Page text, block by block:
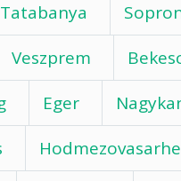
Tatabanya
Veszprem
Eger